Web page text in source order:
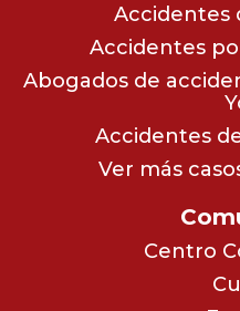
Accidentes
Accidentes
Abogados de
Accidentes
Ver más
Centro